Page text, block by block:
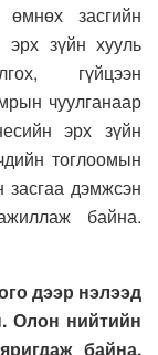
засгийн
эрх зүйн хууль
, гүйцээн
чуулганаар
эрх зүйн
тоглоомын
засгаа дэмжсэн
байна.
дээр нэлээд
Олон нийтийн
байна.